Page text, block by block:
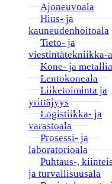
Ajoneuvoala
Hius- ja
kauneudenhoitoala
Tieto- ja
viestintätekniikka-
Kone- ja
Lentokoneala
Liiketoiminta ja
yrittäjyys
Logistiikka- ja
varastoala
Prosessi- ja
laboratorioala
Puhtaus-,
ja turvallisuusala